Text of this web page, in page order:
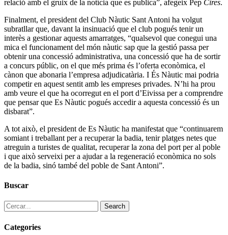
relació amb el gruix de la notícia que es publica”, afegeix Pep Cires.
Finalment, el president del Club Nàutic Sant Antoni ha volgut
subratllar que, davant la insinuació que el club pogués tenir un
interès a gestionar aquests amarratges, “qualsevol que conegui una
mica el funcionament del món nàutic sap que la gestió passa per
obtenir una concessió administrativa, una concessió que ha de sortir
a concurs públic, on el que més prima és l’oferta econòmica, el
cànon que abonaria l’empresa adjudicatària. I És Nàutic mai podria
competir en aquest sentit amb les empreses privades. N’hi ha prou
amb veure el que ha ocorregut en el port d’Eivissa per a comprendre
que pensar que Es Nàutic pogués accedir a aquesta concessió és un
disbarat”.
A tot això, el president de Es Nàutic ha manifestat que “continuarem
somiant i treballant per a recuperar la badia, tenir platges netes que
atreguin a turistes de qualitat, recuperar la zona del port per al poble
i que això serveixi per a ajudar a la regeneració econòmica no sols
de la badia, sinó també del poble de Sant Antoni”.
Buscar
Search
Categories